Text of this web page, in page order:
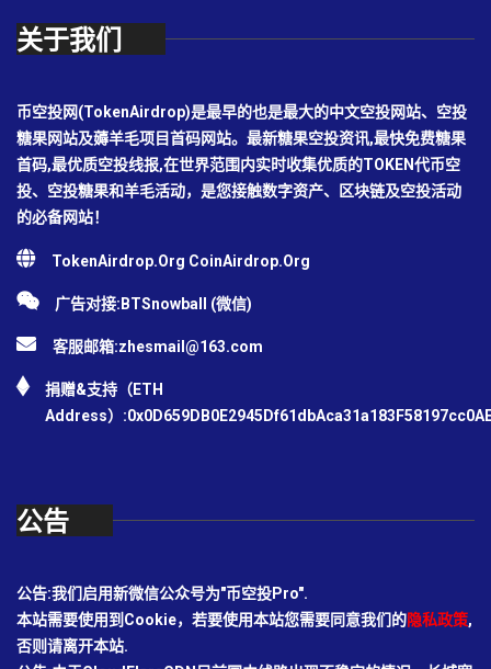
关于我们
币空投网(TokenAirdrop)是最早的也是最大的中文空投网站、空投
糖果网站及薅羊毛项目首码网站。最新糖果空投资讯,最快免费糖果
首码,最优质空投线报,在世界范围内实时收集优质的TOKEN代币空
投、空投糖果和羊毛活动，是您接触数字资产、区块链及空投活动
的必备网站！
TokenAirdrop.Org CoinAirdrop.Org
广告对接:BTSnowball (微信)
客服邮箱:zhesmail@163.com
捐赠&支持（ETH
Address）
公告
公告:我们启用新微信公众号为"币空投Pro".
本站需要使用到Cookie，若要使用本站您需要同意我们的隐私政策,
否则请离开本站.